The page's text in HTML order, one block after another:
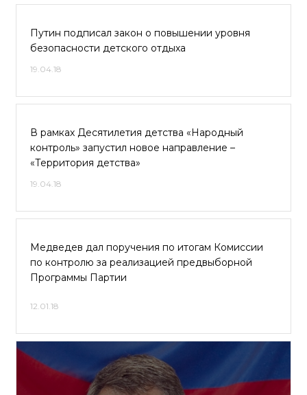
Путин подписал закон о повышении уровня
безопасности детского отдыха
19.04.18
В рамках Десятилетия детства «Народный
контроль» запустил новое направление –
«Территория детства»
19.04.18
Медведев дал поручения по итогам Комиссии
по контролю за реализацией предвыборной
Программы Партии
12.01.18